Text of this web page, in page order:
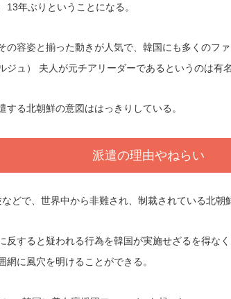
年ぶりということになる。
の容姿と揃った動きが人気で、韓国にも多くのファ
ジュ） 夫人が元チアリーダーであるというのは有
する北朝鮮の意図ははっきりしている。
派遣の理由やねらい
どで、世界中から非難され、制裁されている北朝
反すると疑われる行為を韓国が実施せざるを得なく
網に風穴を明けることができる。